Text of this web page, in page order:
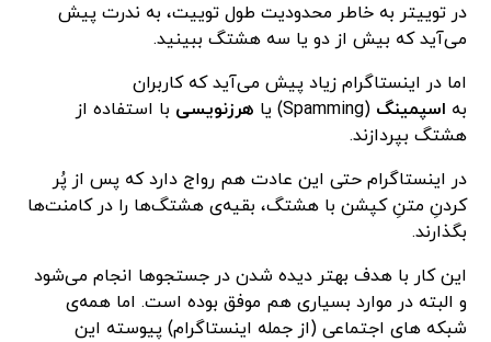
در توییتر به خاطر محدودیت طول توییت، به ندرت پیش
می‌آید که بیش از دو یا سه هشتگ ببینید.
اما در اینستاگرام زیاد پیش می‌آید که کاربران
به اسپمینگ (Spamming) یا هرزنویسی با استفاده از
هشتگ بپردازند.
در اینستاگرام حتی این عادت هم رواج دارد که پس از پُر
کردنِ متنِ کپشن با هشتگ، بقیه‌ی هشتگ‌ها را در کامنت‌ها
بگذارند.
این کار با هدف بهتر دیده شدن در جستجوها انجام می‌شود
و البته در موارد بسیاری هم موفق بوده است. اما همه‌ی
شبکه های اجتماعی (از جمله اینستاگرام) پیوسته این